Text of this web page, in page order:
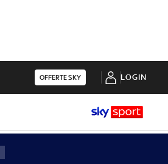
OFFERTE SKY LOGIN